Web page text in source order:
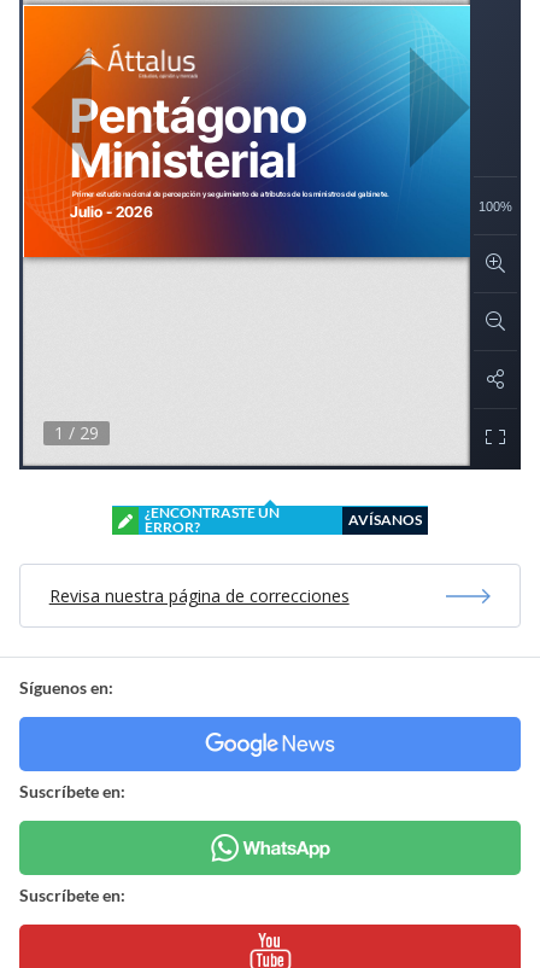
¿ENCONTRASTE UN
ERROR?
AVÍSANOS
Revisa nuestra página de correcciones
Síguenos en:
Suscríbete en:
Suscríbete en: